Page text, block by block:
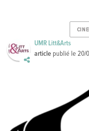
UMR Litt&Arts
article publié le20/